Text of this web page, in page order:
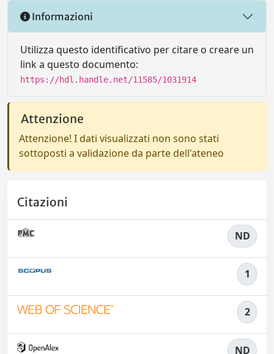
Informazioni
Utilizza questo identificativo per citare o creare un
link a questo documento:
https://hdl.handle.net/11585/1031914
Attenzione
Attenzione! I dati visualizzati non sono stati
sottoposti a validazione da parte dell'ateneo
Citazioni
ND
1
2
ND